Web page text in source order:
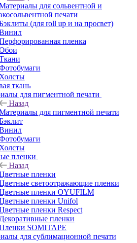
для сольвентной и
печати
(для roll up и на просвет)
пленка
Холсты
ткань
для пигментной печати
Назад
для пигментной печати
Холсты
пленки
Назад
пленки
светоотражающие пленки
пленки OYUFILM
пленки Unifol
пленки Respect
Декоративные пленки
SOMITAPE
для сублимационной печати